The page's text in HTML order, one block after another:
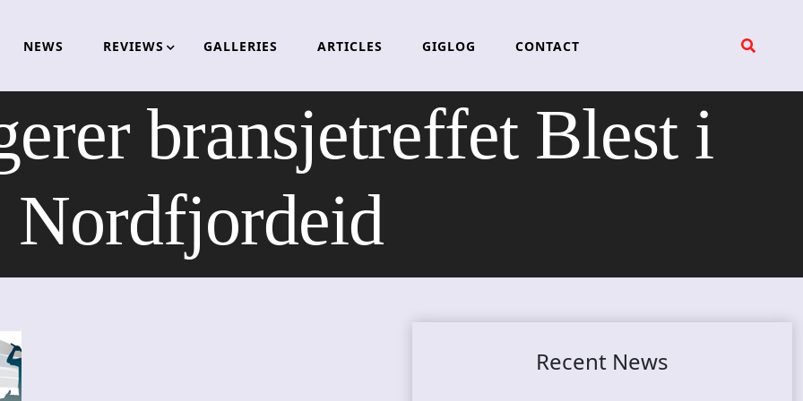
NEWS REVIEWS GALLERIES ARTICLES GIGLOG CONTACT
bransjetreffet Blest i
Nordfjordeid
Recent News